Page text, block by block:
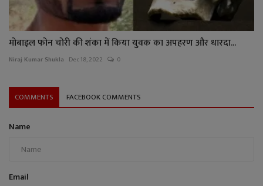
मोबाइल फोन चोरी की शंका में किया युवक का अपहरण और धारदा...
Niraj Kumar Shukla Dec 18, 2022 0
COMMENTS FACEBOOK COMMENTS
Name
Email